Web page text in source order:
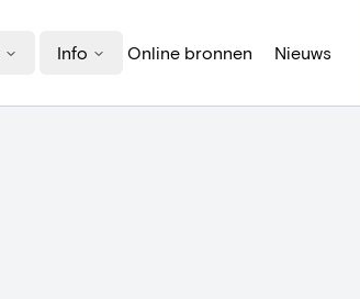
Info Online bronnen Nieuws